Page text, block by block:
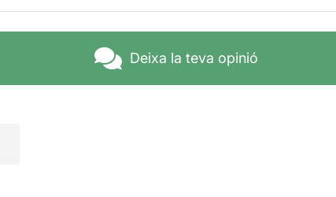
Deixa la teva opinió